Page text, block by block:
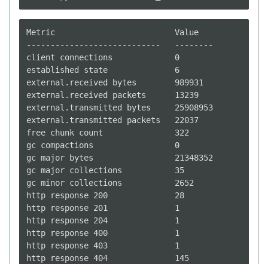
Metric                         Value
----------------------------   --------
client connections             0
established state              6
external.received bytes        989931
external.received packets      13239
external.transmitted bytes     25908953
external.transmitted packets   22037
free chunk count               322
gc compactions                 0
gc major bytes                 21348352
gc major collections           35
gc minor collections           2652
http response 200              28
http response 201              1
http response 204              1
http response 400              1
http response 403              1
http response 404              145